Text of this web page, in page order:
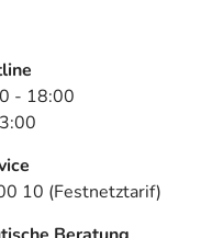
- 18:00
10 (Festnetztarif)